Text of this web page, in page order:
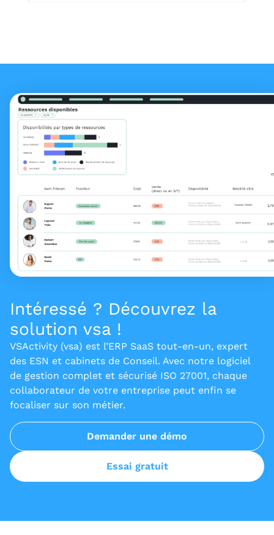
Intéressé ? Découvrez la
solution vsa !
VSActivity (vsa) est l’ERP SaaS tout-en-un, expert
des ESN et cabinets de Conseil. Avec notre logiciel
de gestion complet et sécurisé ISO 27001, chaque
collaborateur de votre entreprise peut enfin se
focaliser sur son métier.
Demander une démo
Essai gratuit